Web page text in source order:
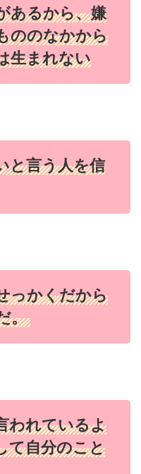
あるから、嫌
ののなかから
生まれない
と言う人を信
っかくだから
。
われているよ
て自分のこと